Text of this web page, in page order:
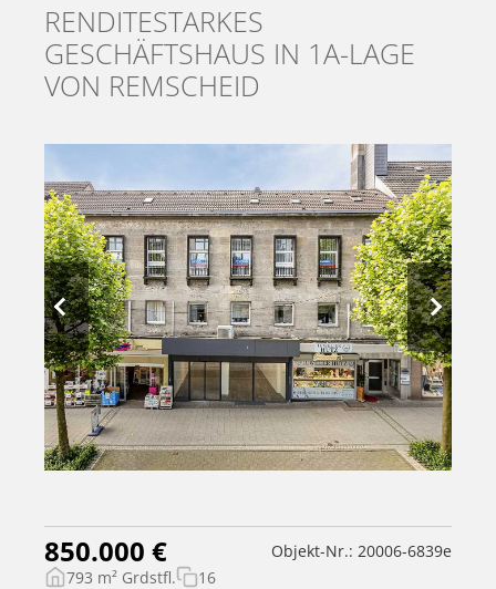
RENDITESTARKES
GESCHÄFTSHAUS IN 1A-LAGE
VON REMSCHEID
850.000 €
Objekt-Nr.: 20006-6839e
793 m² Grdstfl.
16